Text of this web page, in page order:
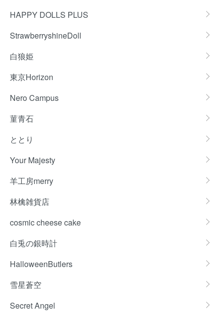
HAPPY DOLLS PLUS
StrawberryshineDoll
白狼姫
東京Horizon
Nero Campus
菫青石
ととり
Your Majesty
羊工房merry
林檎雑貨店
cosmic cheese cake
白兎の銀時計
HalloweenButlers
雪星蒼空
Secret Angel